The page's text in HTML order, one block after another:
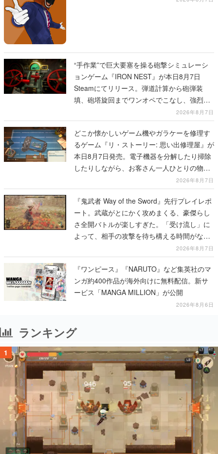
“手作業”で巨大要塞を操る砲撃シミュレーシ
ョンゲーム『IRON NEST』が本日8月7日
Steamにてリリース。弾道計算から砲弾装
填、砲塔旋回までワンオペでこなし、強烈な
一撃をブチかませるロマンある作品2026年8月7日
どこか懐かしいゲーム機やガラケーを修理す
るゲーム『リ・ストーリー: 思い出修理屋』が
本日8月7日発売。電子機器を分解したり掃除
したりしながら、お客さん一人ひとりの物語
2026年8月7日
『鬼武者 Way of the Sword』先行プレイレポ
ート。武蔵がとにかく攻めまくる、豪傑らし
さ全開バトルが楽しすぎた。「受け流し」に
よって、相手の攻撃を待ち構える時間がなく
2026年8月7日
『ワンピース』『NARUTO』など集英社のマ
ンガ約400作品が海外向けに無料配信。新サ
ービス「MANGA MILLION」が公開
2026年8月6日
ランキング
1